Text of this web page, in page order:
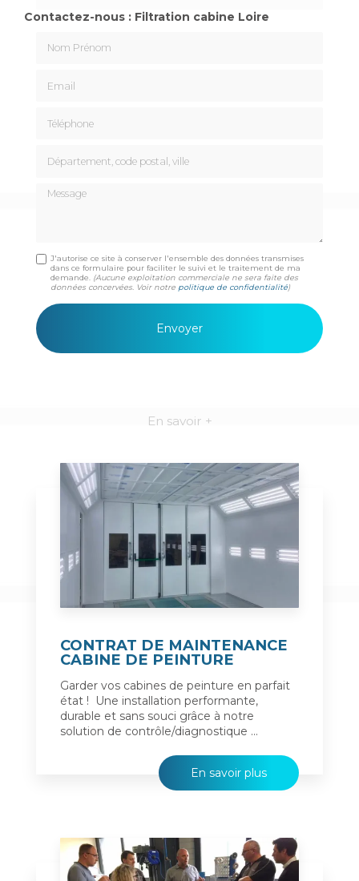
Contactez-nous : Filtration cabine Loire
Message
J'autorise ce site à conserver l'ensemble des données transmises
dans ce formulaire pour faciliter le suivi et le traitement de ma
demande. (Aucune exploitation commerciale ne sera faite des
données concervées. Voir notre politique de confidentialité)
En savoir +
CONTRAT DE MAINTENANCE
CABINE DE PEINTURE
Garder vos cabines de peinture en parfait
état ! Une installation performante,
durable et sans souci grâce à notre
solution de contrôle/diagnostique ...
En savoir plus